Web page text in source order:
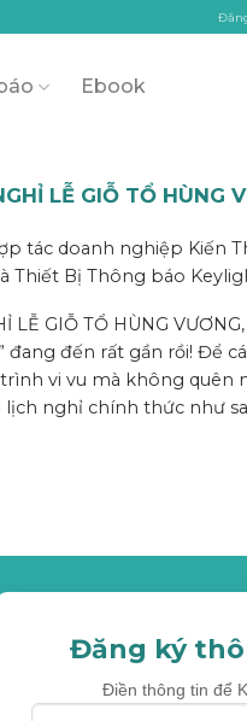
Ebook
LỄ GIỖ TỔ HÙNG
tác doanh nghiệp Kiến
Thiết Bị Thông báo
LỄ GIỖ TỔ HÙNG
đang đến rất gần rồi! Để
vi vu mà không quên
nghỉ chính thức như
Đăng ký
Điền thông tin để